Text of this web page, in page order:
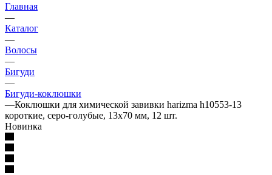
Главная
—
Каталог
—
Волосы
—
Бигуди
—
Бигуди-коклюшки
—Коклюшки для химической завивки harizma h10553-13
короткие, серо-голубые, 13х70 мм, 12 шт.
Новинка